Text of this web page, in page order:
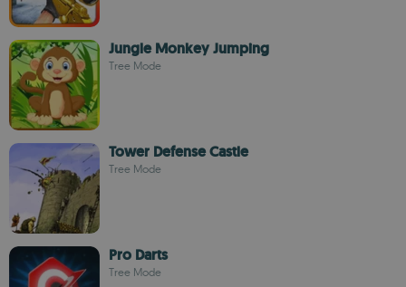
Jungle Monkey Jumping
Tree Mode
Tower Defense Castle
Tree Mode
Pro Darts
Tree Mode